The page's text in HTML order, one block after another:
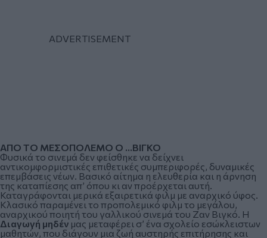
ΑΠΟ ΤΟ ΜΕΣΟΠΟΛΕΜΟ Ο …ΒΙΓΚΟ
Φυσικά το σινεμά δεν φείσθηκε να δείχνει
αντικομφορμιστικές επιθετικές συμπεριφορές, δυναμικές
επεμβάσεις νέων. Βασικό αίτημα η ελευθερία και η άρνηση
της καταπίεσης απ’ όπου κι αν προέρχεται αυτή.
Καταγράφονται μερικά εξαιρετικά φιλμ με αναρχικό ύφος.
Κλασικό παραμένει το προπολεμικό φιλμ το μεγάλου,
αναρχικού ποιητή του γαλλικού σινεμά του Ζαν Βιγκό. Η
Διαγωγή μηδένμας μεταφέρει σ’ ένα σχολείο εσώκλειστων
μαθητών, που διάγουν μια ζωή αυστηρής επιτήρησης και